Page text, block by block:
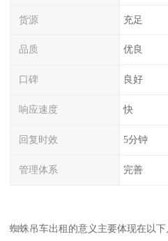
货源 充足
品质 优良
口碑 良好
响应速度 快
回复时效 5分钟
管理体系 完善
蜘蛛吊车出租的意义主要体现在以下